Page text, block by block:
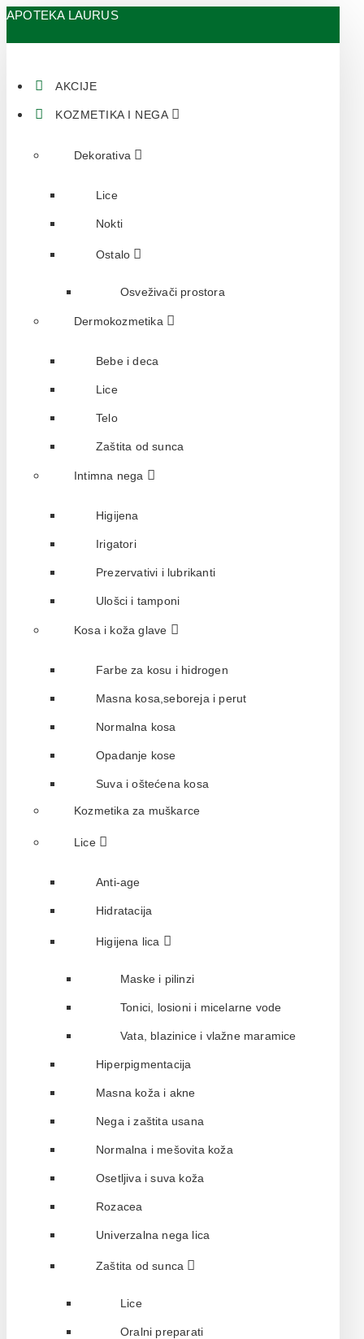
APOTEKA LAURUS
AKCIJE
KOZMETIKA I NEGA
Dekorativa
Lice
Nokti
Ostalo
Osveživači prostora
Dermokozmetika
Bebe i deca
Lice
Telo
Zaštita od sunca
Intimna nega
Higijena
Irigatori
Prezervativi i lubrikanti
Ulošci i tamponi
Kosa i koža glave
Farbe za kosu i hidrogen
Masna kosa,seboreja i perut
Normalna kosa
Opadanje kose
Suva i oštećena kosa
Kozmetika za muškarce
Lice
Anti-age
Hidratacija
Higijena lica
Maske i pilinzi
Tonici, losioni i micelarne vode
Vata, blazinice i vlažne maramice
Hiperpigmentacija
Masna koža i akne
Nega i zaštita usana
Normalna i mešovita koža
Osetljiva i suva koža
Rozacea
Univerzalna nega lica
Zaštita od sunca
Lice
Oralni preparati